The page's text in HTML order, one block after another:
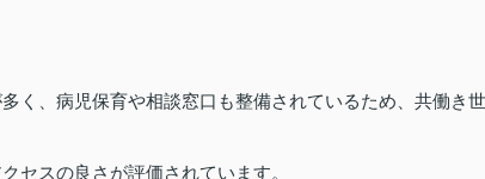
く、病児保育や相談窓口も整備されているため、共働き世
セスの良さが評価されています。